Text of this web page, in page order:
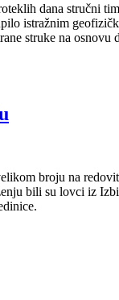
dana stručni
istražnim
struke na osnovu
broju na
bili su lovci iz